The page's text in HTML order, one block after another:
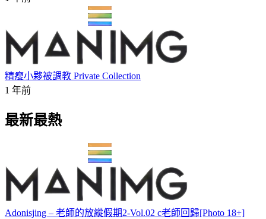
精瘦小夥被調教 Private Collection
1 年前
最新最熱
Adonisjing – 老師的放縱假期2-Vol.02 c老師回歸[Photo 18+]